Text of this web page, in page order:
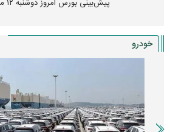
پیش‌بینی بورس امروز دوشنبه ۱۲ مرداد ماه ۱۴۰۵
خودرو